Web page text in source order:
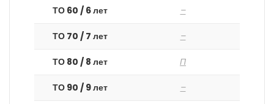
ТО 60 / 6 лет –
ТО 70 / 7 лет –
ТО 80 / 8 лет П
ТО 90 / 9 лет –